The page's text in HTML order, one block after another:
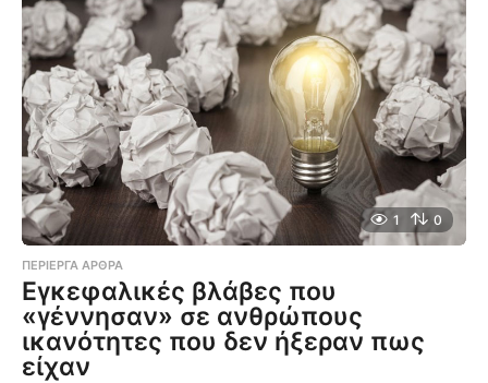
1 0
ΠΕΡΊΕΡΓΑ ΆΡΘΡΑ
Εγκεφαλικές βλάβες που
«γέννησαν» σε ανθρώπους
ικανότητες που δεν ήξεραν πως
είχαν